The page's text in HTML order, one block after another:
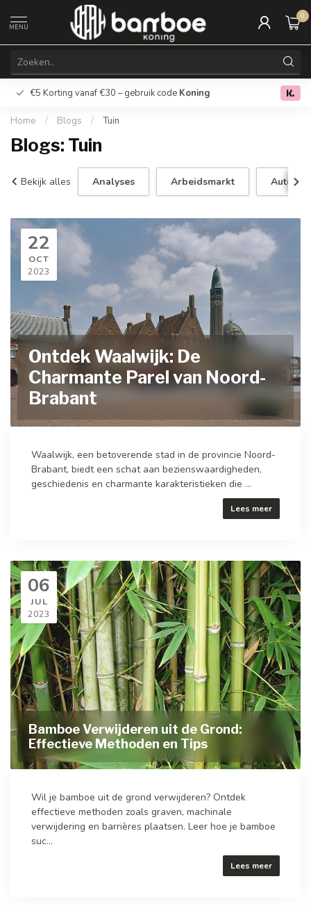
MENU
0
€5 Korting vanaf €30 – gebruik code Koning Gratis
Home / Blogs / Tuin
Blogs: Tuin
Bekijk alles Analyses Arbeidsmarkt Auto's
22
OCT
2023
Ontdek Waalwijk: De
Charmante Parel van Noord-
Brabant
Waalwijk, een betoverende stad in de provincie Noord-
Brabant, biedt een schat aan bezienswaardigheden,
geschiedenis en charmante karakteristieken die ...
Lees meer
06
JUL
2023
Bamboe Verwijderen uit de Grond:
Effectieve Methoden en Tips
Wil je bamboe uit de grond verwijderen? Ontdek
effectieve methoden zoals graven, machinale
verwijdering en barrières plaatsen. Leer hoe je bamboe
suc...
Lees meer